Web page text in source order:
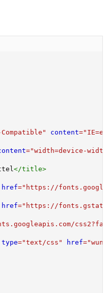
Compatible " content="
="width=device-
</title>
href=" https://
href=" https://
type="text/css " href="